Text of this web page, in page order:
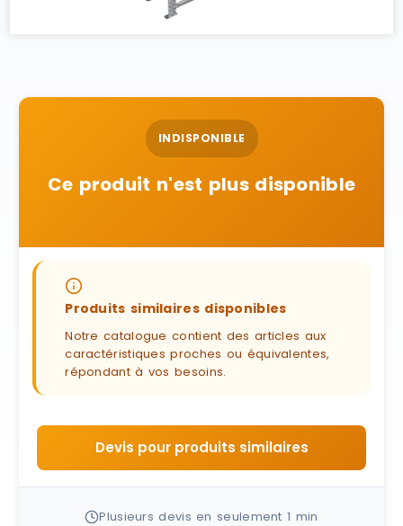
INDISPONIBLE
Ce produit n'est plus disponible
Produits similaires disponibles
Notre catalogue contient des articles aux
caractéristiques proches ou équivalentes,
répondant à vos besoins.
Devis pour produits similaires
Plusieurs devis en seulement 1 min